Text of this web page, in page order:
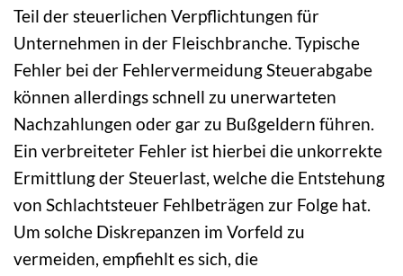
Teil der steuerlichen Verpflichtungen für
Unternehmen in der Fleischbranche. Typische
Fehler bei der Fehlervermeidung Steuerabgabe
können allerdings schnell zu unerwarteten
Nachzahlungen oder gar zu Bußgeldern führen.
Ein verbreiteter Fehler ist hierbei die unkorrekte
Ermittlung der Steuerlast, welche die Entstehung
von Schlachtsteuer Fehlbeträgen zur Folge hat.
Um solche Diskrepanzen im Vorfeld zu
vermeiden, empfiehlt es sich, die